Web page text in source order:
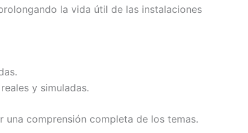
la vida útil de las instalaciones
y simuladas.
comprensión completa de los temas.